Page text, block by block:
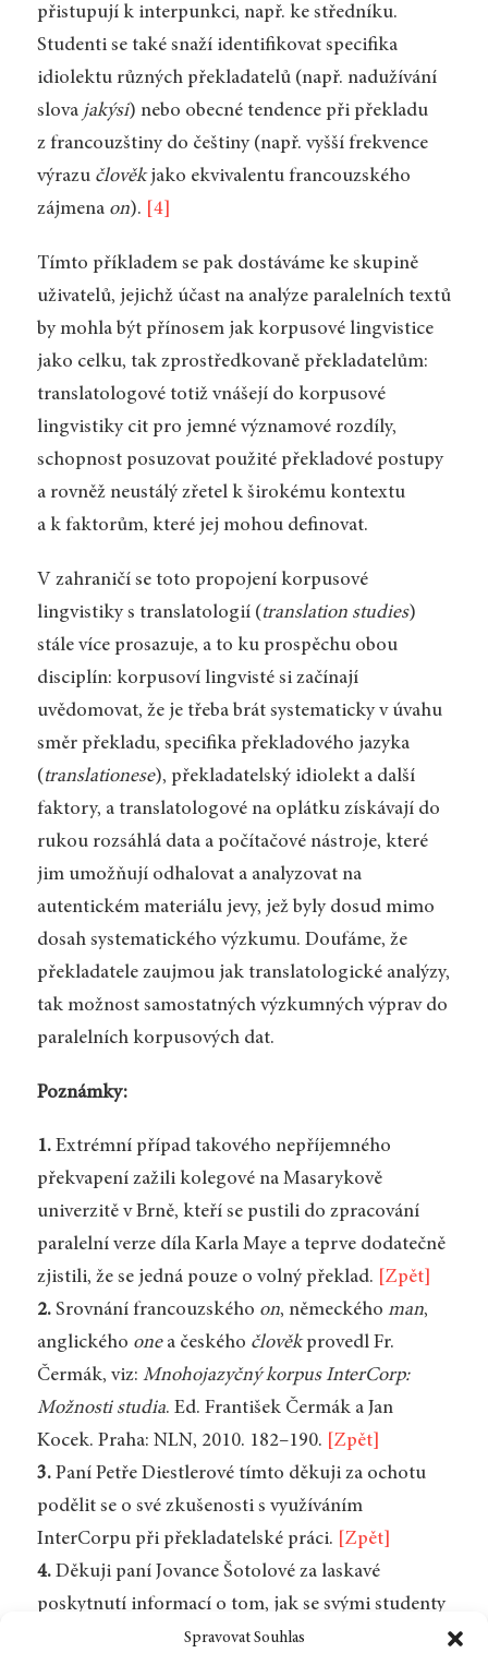
Spravovat Souhlas
přistupují k interpunkci, např. ke středníku.
Studenti se také snaží identifikovat specifika
idiolektu různých překladatelů (např. nadužívání
slova jakýsi) nebo obecné tendence při překladu
z francouzštiny do češtiny (např. vyšší frekvence
výrazu člověkjako ekvivalentu francouzského
zájmena on). [4]
Tímto příkladem se pak dostáváme ke skupině
uživatelů, jejichž účast na analýze paralelních textů
by mohla být přínosem jak korpusové lingvistice
jako celku, tak zprostředkovaně překladatelům:
translatologové totiž vnášejí do korpusové
lingvistiky cit pro jemné významové rozdíly,
schopnost posuzovat použité překladové postupy
a rovněž neustálý zřetel k širokému kontextu
a k faktorům, které jej mohou definovat.
V zahraničí se toto propojení korpusové
lingvistiky s translatologií (translation studies)
stále více prosazuje, a to ku prospěchu obou
disciplín: korpusoví lingvisté si začínají
uvědomovat, že je třeba brát systematicky v úvahu
směr překladu, specifika překladového jazyka
(translationese), překladatelský idiolekt a další
faktory, a translatologové na oplátku získávají do
rukou rozsáhlá data a počítačové nástroje, které
jim umožňují odhalovat a analyzovat na
autentickém materiálu jevy, jež byly dosud mimo
dosah systematického výzkumu. Doufáme, že
překladatele zaujmou jak translatologické analýzy,
tak možnost samostatných výzkumných výprav do
paralelních korpusových dat.
Poznámky:
1.Extrémní případ takového nepříjemného
překvapení zažili kolegové na Masarykově
univerzitě v Brně, kteří se pustili do zpracování
paralelní verze díla Karla Maye a teprve dodatečně
zjistili, že se jedná pouze o volný překlad.
[Zpět]
2.Srovnání francouzského on, německého man,
anglického onea českého člověkprovedl Fr.
Čermák, viz: Mnohojazyčný korpus InterCorp:
Možnosti studia. Ed. František Čermák a Jan
Kocek. Praha: NLN, 2010. 182–190.
[Zpět]
3.Paní Petře Diestlerové tímto děkuji za ochotu
podělit se o své zkušenosti s využíváním
InterCorpu při překladatelské práci.
[Zpět]
4.Děkuji paní Jovance Šotolové za laskavé
poskytnutí informací o tom, jak se svými studenty
na Ústavu translatologie FF UK používá InterCorp.